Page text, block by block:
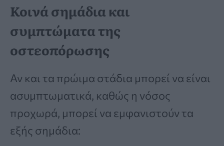
Κοινά σημάδια και
συμπτώματα της
οστεοπόρωσης
Αν και τα πρώιμα στάδια μπορεί να είναι
ασυμπτωματικά, καθώς η νόσος
προχωρά, μπορεί να εμφανιστούν τα
εξής σημάδια: